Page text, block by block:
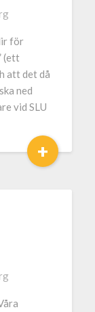
för
(ett
att det då
ned
vid SLU
+